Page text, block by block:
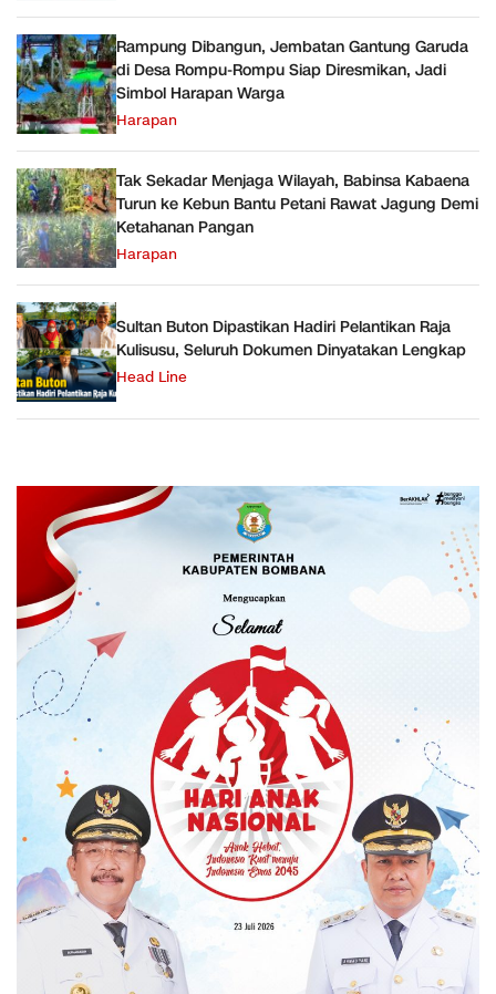
Rampung Dibangun, Jembatan Gantung Garuda
di Desa Rompu-Rompu Siap Diresmikan, Jadi
Simbol Harapan Warga
Harapan
Tak Sekadar Menjaga Wilayah, Babinsa Kabaena
Turun ke Kebun Bantu Petani Rawat Jagung Demi
Ketahanan Pangan
Harapan
Sultan Buton Dipastikan Hadiri Pelantikan Raja
Kulisusu, Seluruh Dokumen Dinyatakan Lengkap
Head Line